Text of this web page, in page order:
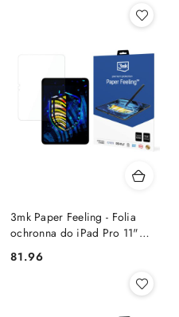
3mk Paper Feeling - Folia
ochronna do iPad Pro 11"
Cena:
81.96